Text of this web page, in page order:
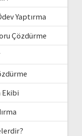
Yaptırma
Çözdürme
Ekibi